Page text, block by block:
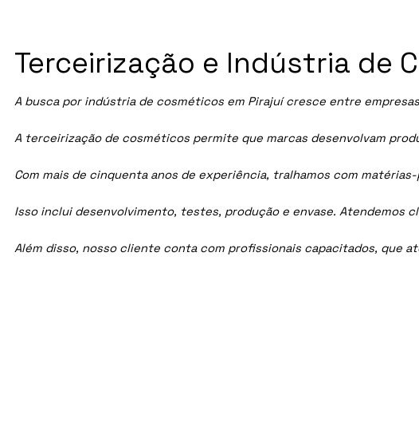
A busca por indústria de cosméticos em Pirajuícresce entre
A terceirização de cosméticos permite que marcas desenvolvam
Com mais de cinquenta anos de experiência, tralhamos com
Isso inclui desenvolvimento, testes, produção e envase. Atendemos
Além disso, nosso cliente conta com profissionais capacitados, que
Terceirização e Indústria de